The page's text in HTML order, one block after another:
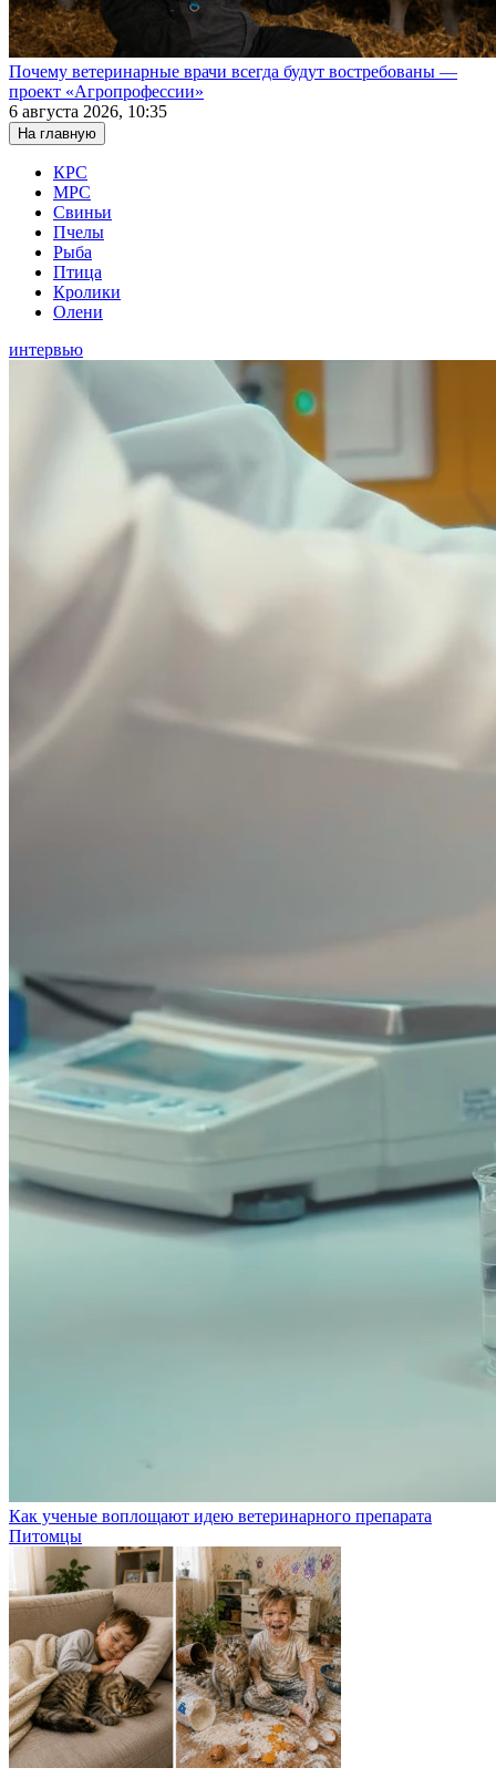
Почему ветеринарные врачи всегда будут востребованы —
проект «Агропрофессии»
6 августа 2026, 10:35
На главную
КРС
МРС
Свиньи
Пчелы
Рыба
Птица
Кролики
Олени
интервью
Как ученые воплощают идею ветеринарного препарата
Питомцы